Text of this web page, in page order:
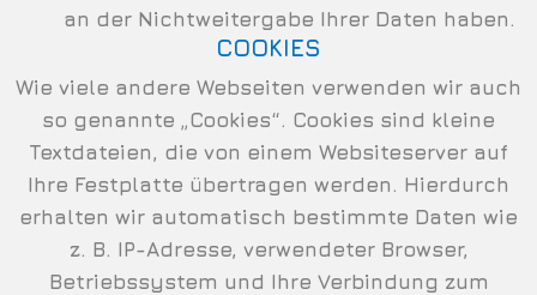
an der Nichtweitergabe Ihrer Daten haben.
COOKIES
Wie viele andere Webseiten verwenden wir auch
so genannte „Cookies“. Cookies sind kleine
Textdateien, die von einem Websiteserver auf
Ihre Festplatte übertragen werden. Hierdurch
erhalten wir automatisch bestimmte Daten wie
z. B. IP-Adresse, verwendeter Browser,
Betriebssystem und Ihre Verbindung zum